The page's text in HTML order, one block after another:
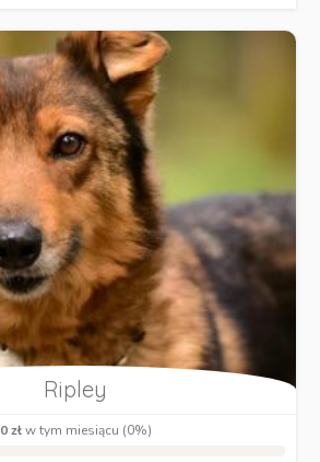
Ripley
0 złw tym miesiącu (0%)